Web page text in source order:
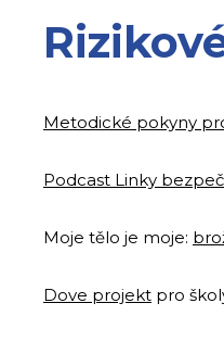
Metodické pokyny
Podcast Linky
Moje tělo je moje:
Dove projekt pro